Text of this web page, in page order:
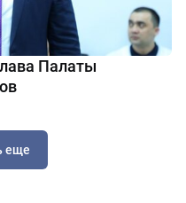
Палаты
еще